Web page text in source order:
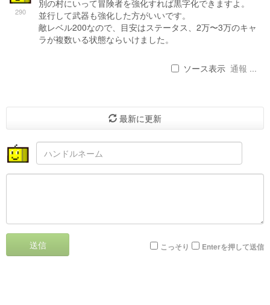
290
別の村にいって冒険者を強化すれば黒字化できますよ。
並行して武器も強化した方がいいです。
敵レベル200なので、目安はステータス、2万〜3万のキャ
ラが複数いる状態ならいけました。
ソース表示 通報 ...
最新に更新
送信 こっそり Enterを押して送信